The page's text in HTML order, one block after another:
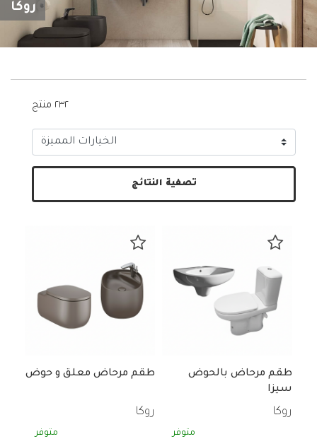
روكا
٢٣٢ منتج
تصفية النتائج
طقم مرحاض بالحوض
سيزا
روكا
متوفر
طقم مرحاض معلق و حوض
روكا
متوفر